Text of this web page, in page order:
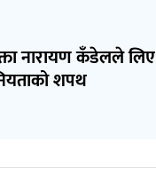
नारायण कँडेलले लिए
शपथ